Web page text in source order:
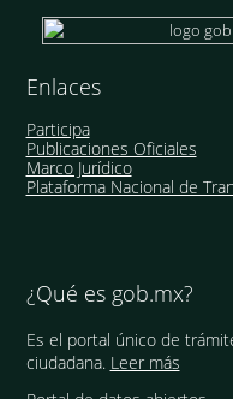
Enlaces
Participa
Publicaciones Oficiales
Marco Jurídico
Plataforma Nacional de
¿Qué es gob.mx?
Es el portal único de
ciudadana. Leer más